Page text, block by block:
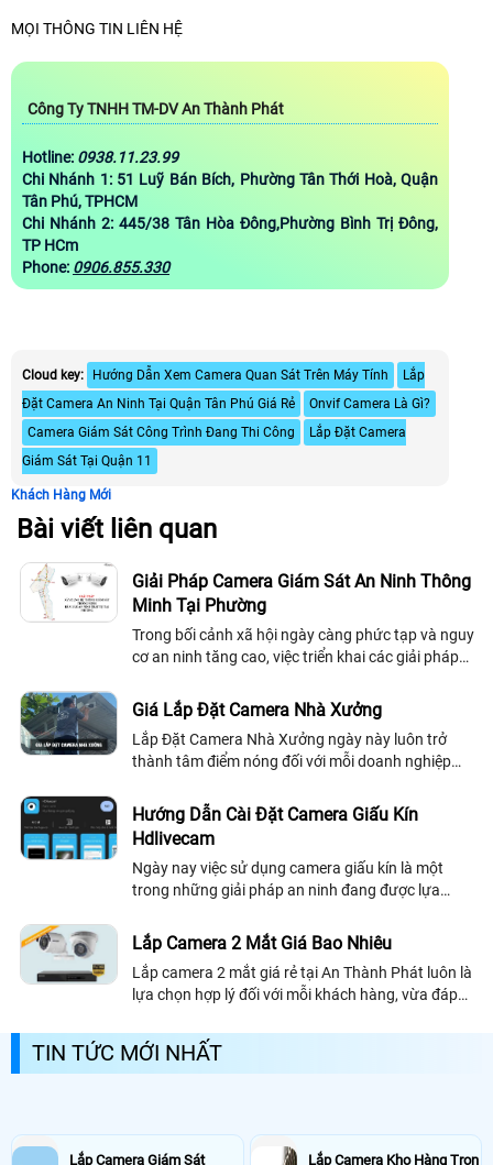
MỌI THÔNG TIN LIÊN HỆ
Công Ty TNHH TM-DV An Thành Phát
Hotline: 0938.11.23.99
Chi Nhánh 1: 51 Luỹ Bán Bích, Phường Tân Thới Hoà, Quận
Tân Phú, TPHCM
Chi Nhánh 2: 445/38 Tân Hòa Đông,Phường Bình Trị Đông,
TP HCm
Phone: 0906.855.330
Cloud key: Hướng Dẫn Xem Camera Quan Sát Trên Máy Tính
Lắp
Đặt Camera An Ninh Tại Quận Tân Phú Giá Rẻ
Onvif Camera Là Gì?
Camera Giám Sát Công Trình Đang Thi Công
Lắp Đặt Camera
Giám Sát Tại Quận 11
Khách Hàng Mới
Bài viết liên quan
Giải Pháp Camera Giám Sát An Ninh Thông
Minh Tại Phường
Trong bối cảnh xã hội ngày càng phức tạp và nguy
cơ an ninh tăng cao, việc triển khai các giải pháp
Camera giám sát an ninh tại phường...
Giá Lắp Đặt Camera Nhà Xưởng
Lắp Đặt Camera Nhà Xưởng ngày này luôn trở
thành tâm điểm nóng đối với mỗi doanh nghiệp
nhà xưởng là vô cùng lớn giúp bạn quản lý...
Hướng Dẫn Cài Đặt Camera Giấu Kín
Hdlivecam
Ngày nay việc sử dụng camera giấu kín là một
trong những giải pháp an ninh đang được lựa
sử dụng thì đa số người dùng đang gặp nhiều khó
khăn trong việc cài đặt, đặc biệt là phần mềm
HDlivecam
Lắp Camera 2 Mắt Giá Bao Nhiêu
Lắp camera 2 mắt giá rẻ tại An Thành Phát luôn là
lựa chọn hợp lý đối với mỗi khách hàng, vừa đáp
camera 2 mắt giá bao nhiêu? Trọn bộ bao gồm
những gì? Bạn có thể xem tham khảo bài viết dưới
TIN TỨC MỚI NHẤT
Lắp Camera Giám Sát Lắp Camera Kho Hàng Trọn